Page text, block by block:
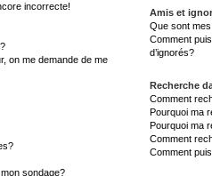
incorrecte!
on me demande de me
sondage?
Amis et
Que sont mes
Comment
d’ignorés?
Recherche
Comment
Pourquoi ma
Pourquoi ma
Comment
Comment